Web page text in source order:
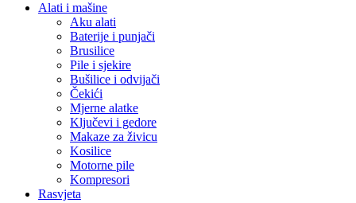
Alati i mašine
Aku alati
Baterije i punjači
Brusilice
Pile i sjekire
Bušilice i odvijači
Čekići
Mjerne alatke
Ključevi i gedore
Makaze za živicu
Kosilice
Motorne pile
Kompresori
Rasvjeta